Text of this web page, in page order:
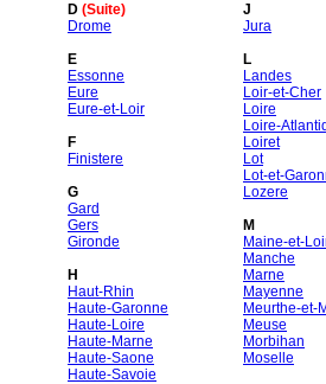
D (Suite)
Drome
E
Essonne
Eure
Eure-et-Loir
F
Finistere
G
Gard
Gers
Gironde
H
Haut-Rhin
Haute-Garonne
Haute-Loire
Haute-Marne
Haute-Saone
Haute-Savoie
J
Jura
L
Landes
Loir-et-Cher
Loire
Loire-
Loiret
Lot
Lot-et-
Lozere
M
Maine-et-
Manche
Marne
Mayenne
Meurthe-et-
Meuse
Morbihan
Moselle